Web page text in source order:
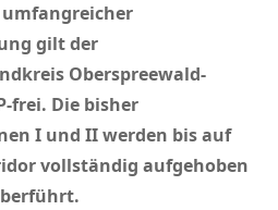
umfangreicher
gilt der
Oberspreewald-
frei. Die bisher
I und II werden bis auf
vollständig aufgehoben